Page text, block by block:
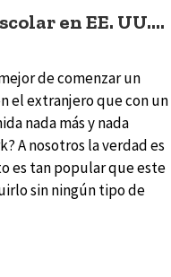
en EE. UU….
de comenzar un
el extranjero que con un
nada más y nada
A nosotros la verdad es
es tan popular que este
sin ningún tipo de